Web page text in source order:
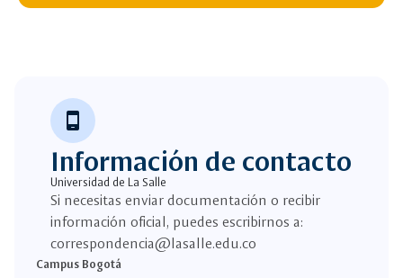
phone_android
Información de contacto
Universidad de La Salle
Si necesitas enviar documentación o recibir
información oficial, puedes escribirnos a:
correspondencia@lasalle.edu.co
Campus Bogotá